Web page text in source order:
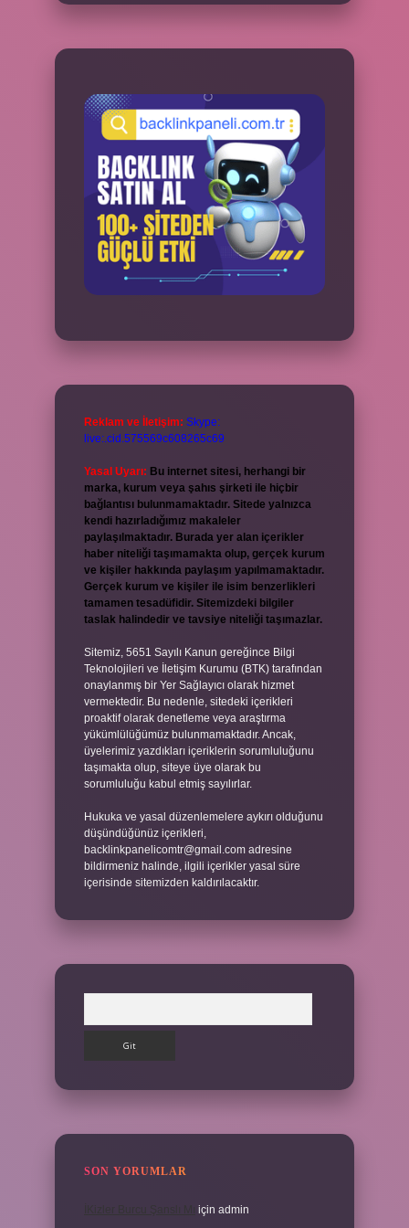
Reklam ve İletişim: Skype:
live:.cid.575569c608265c69
Yasal Uyarı: Bu internet sitesi, herhangi bir
marka, kurum veya şahıs şirketi ile hiçbir
bağlantısı bulunmamaktadır. Sitede yalnızca
kendi hazırladığımız makaleler
paylaşılmaktadır. Burada yer alan içerikler
haber niteliği taşımamakta olup, gerçek kurum
ve kişiler hakkında paylaşım yapılmamaktadır.
Gerçek kurum ve kişiler ile isim benzerlikleri
tamamen tesadüfidir. Sitemizdeki bilgiler
taslak halindedir ve tavsiye niteliği taşımazlar.
Sitemiz, 5651 Sayılı Kanun gereğince Bilgi
Teknolojileri ve İletişim Kurumu (BTK) tarafından
onaylanmış bir Yer Sağlayıcı olarak hizmet
vermektedir. Bu nedenle, sitedeki içerikleri
proaktif olarak denetleme veya araştırma
yükümlülüğümüz bulunmamaktadır. Ancak,
üyelerimiz yazdıkları içeriklerin sorumluluğunu
taşımakta olup, siteye üye olarak bu
sorumluluğu kabul etmiş sayılırlar.
Hukuka ve yasal düzenlemelere aykırı olduğunu
düşündüğünüz içerikleri,
backlinkpanelicomtr@gmail.com adresine
bildirmeniz halinde, ilgili içerikler yasal süre
içerisinde sitemizden kaldırılacaktır.
SON YORUMLAR
için admin